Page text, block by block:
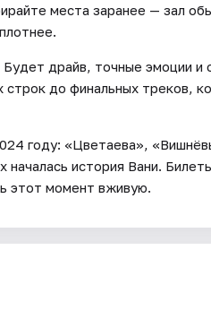
места заранее — зал
драйв, точные эмоции и
до финальных треков,
году: «Цветаева»,
история Вани.
этот момент вживую.